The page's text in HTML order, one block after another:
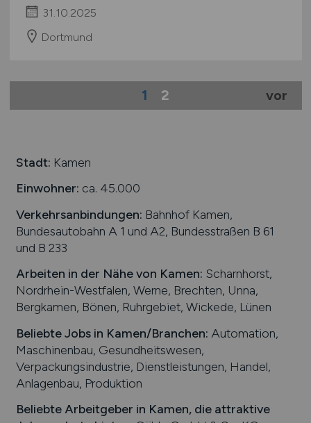
31.10.2025
Dortmund
1 2 vor
Stadt: Kamen
Einwohner: ca. 45.000
Verkehrsanbindungen: Bahnhof Kamen,
Bundesautobahn A 1 und A2, Bundesstraßen B 61
und B 233
Arbeiten in der Nähe von Kamen: Scharnhorst,
Nordrhein-Westfalen, Werne, Brechten, Unna,
Bergkamen, Bönen, Ruhrgebiet, Wickede, Lünen
Beliebte Jobs in Kamen/Branchen: Automation,
Maschinenbau, Gesundheitswesen,
Verpackungsindustrie, Dienstleistungen, Handel,
Anlagenbau, Produktion
Beliebte Arbeitgeber in Kamen, die attraktive